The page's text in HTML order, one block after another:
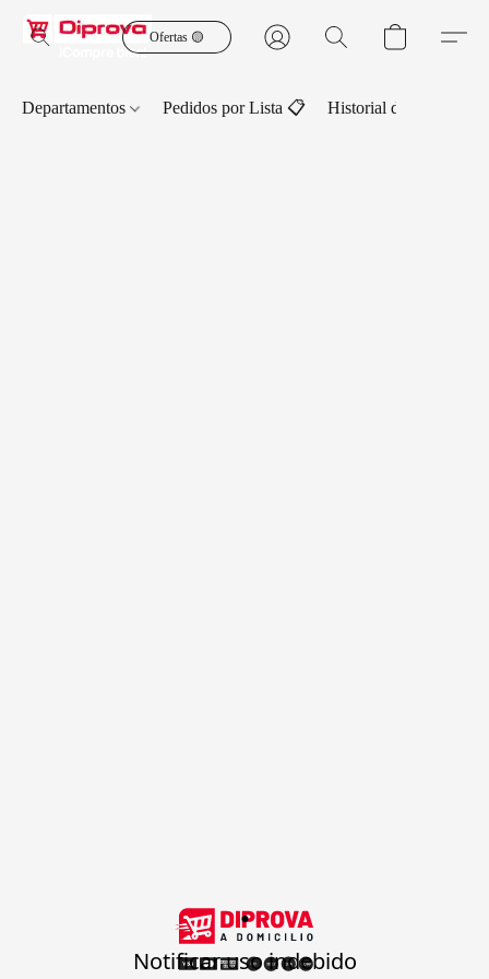
Ofertas 🟡
Departamentos Pedidos por Lista 📋 Historial de Pedidos
.
Notificar uso indebido